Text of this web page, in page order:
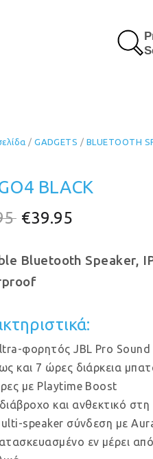
/GADGETS / BLUETOOTH
BLACK
Original
was:
€44.95.
€39.95
τιμή
Bluetooth Speaker,
φορητός JBL Pro Sound
και 7 ώρες διάρκεια
με Playtime Boost
και ανθεκτικό στη
speaker σύνδεση με
εν μέρει